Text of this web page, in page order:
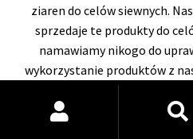
ziaren do celów siewnych.
sprzedaje te produkty do
namawiamy nikogo do
wykorzystanie produktów z
polskim prawem
Wyszukiwarka
produktów